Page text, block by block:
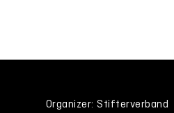
Organizer: Stifterverband